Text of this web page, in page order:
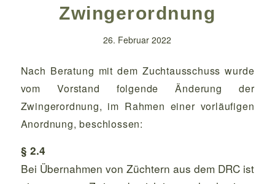
Zwingerordnung
26. Februar 2022
Nach Beratung mit dem Zuchtausschuss wurde
vom Vorstand folgende Änderung der
Zwingerordnung, im Rahmen einer vorläufigen
Anordnung, beschlossen:
§ 2.4
Bei Übernahmen von Züchtern aus dem DRC ist